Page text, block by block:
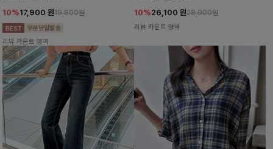
10%17,900 원19,800원
리뷰 카운트 영역
10%26,100 원28,900원
리뷰 카운트 영역